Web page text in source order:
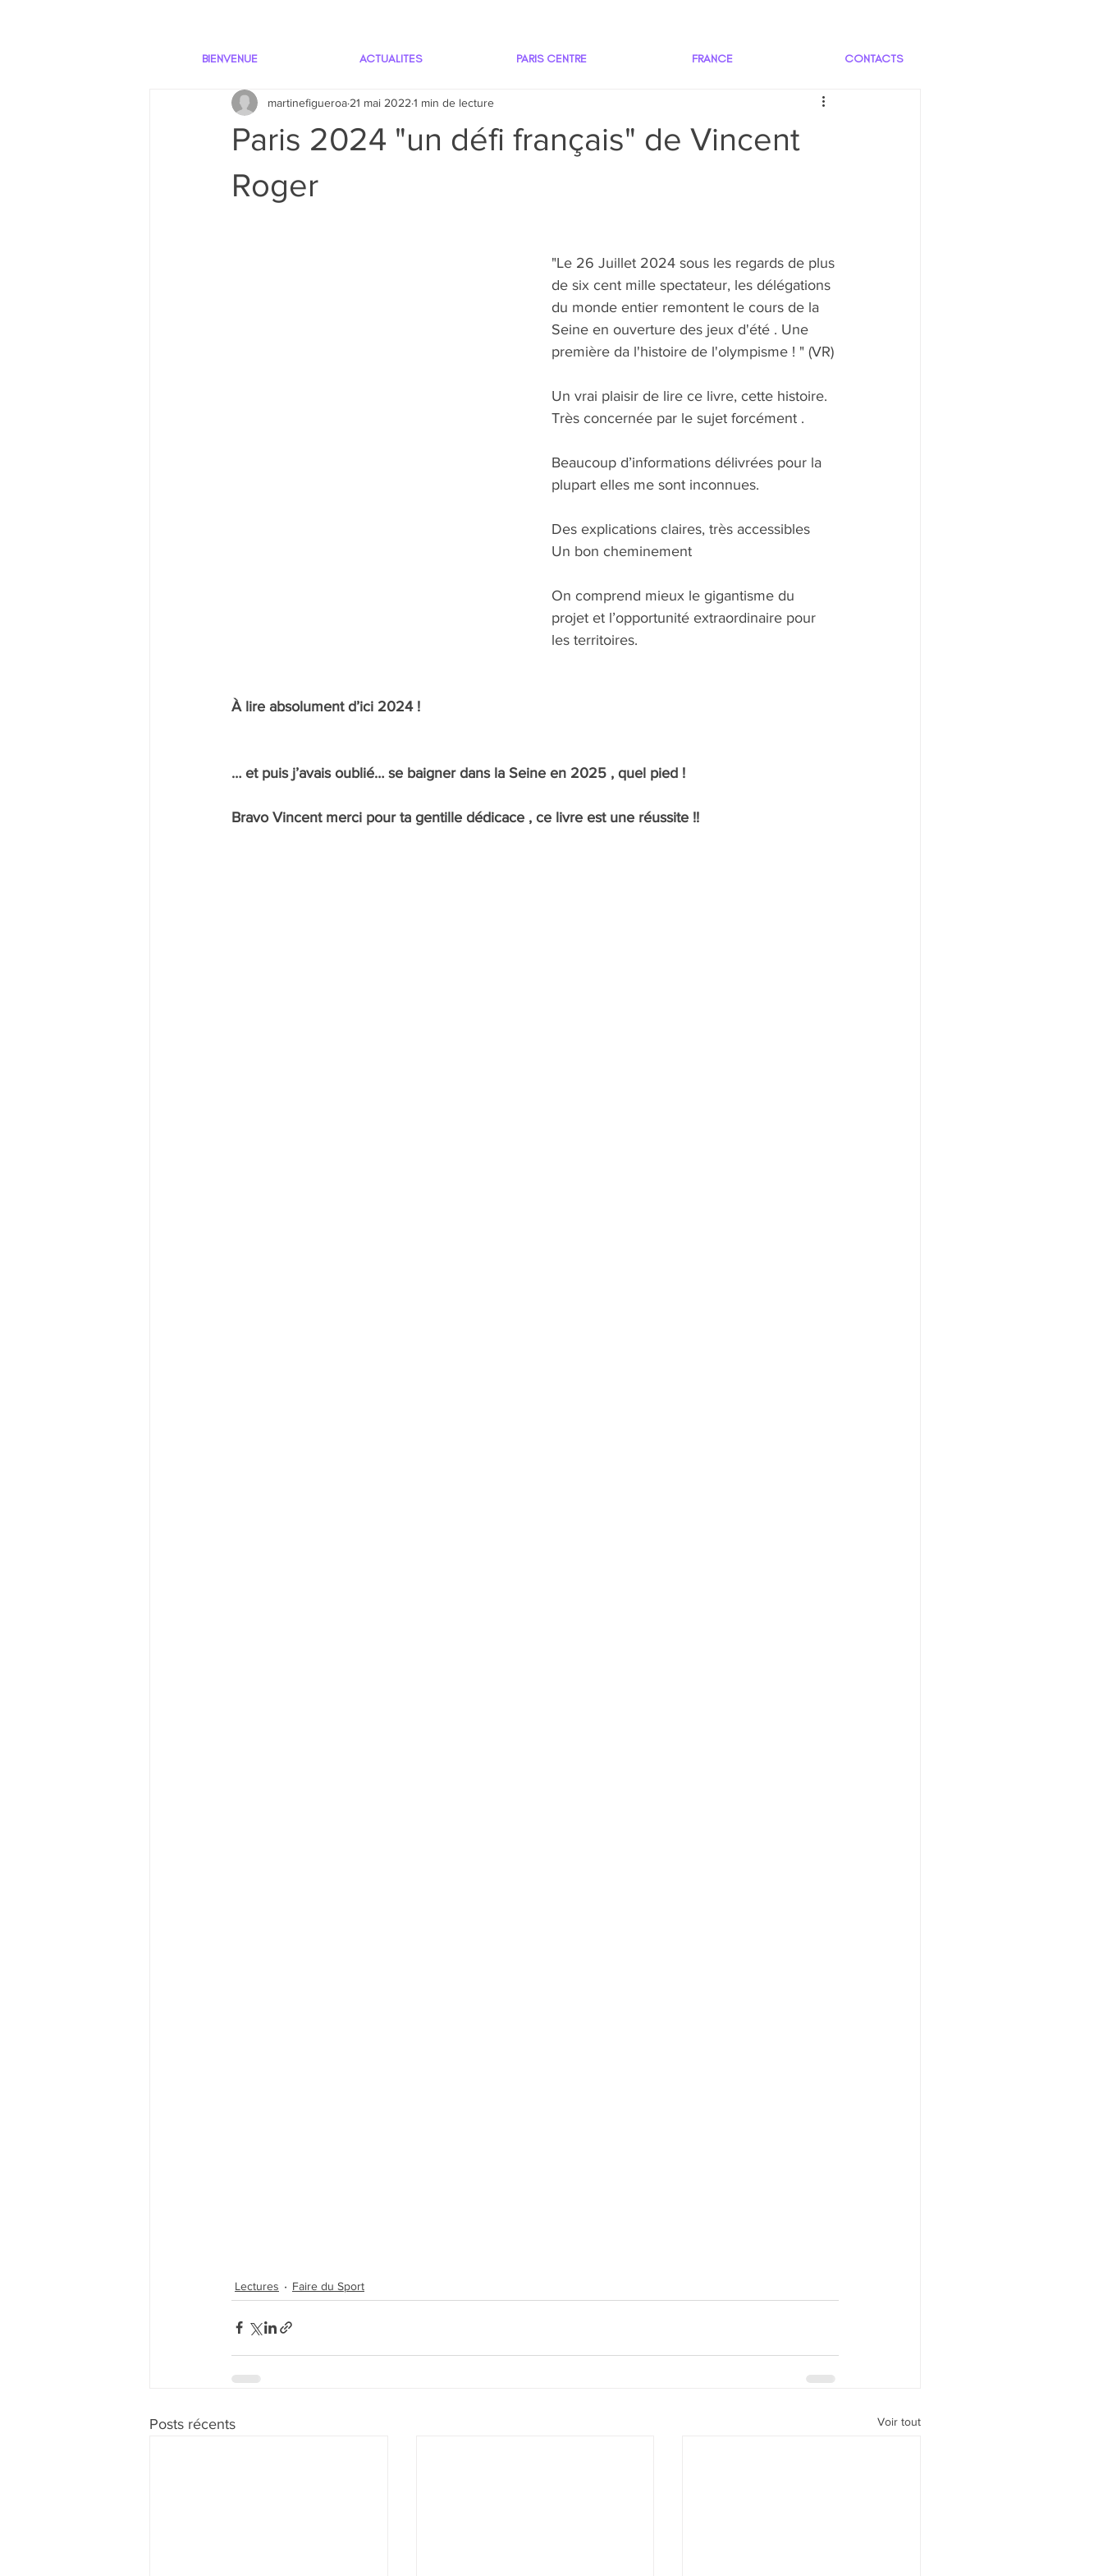
BIENVENUE ACTUALITES PARIS CENTRE FRANCE CONTACTS
Paris 2024 "un défi français" de Vincent
Roger
martinefigueroa 21 mai 2022 1 min de lecture
"Le 26 Juillet 2024 sous les regards de plus
de six cent mille spectateur, les délégations
du monde entier remontent le cours de la
Seine en ouverture des jeux d'été . Une
première da l'histoire de l'olympisme ! " (VR)
Un vrai plaisir de lire ce livre, cette histoire.
Très concernée par le sujet forcément .
Beaucoup d’informations délivrées pour la
plupart elles me sont inconnues.
Des explications claires, très accessibles
Un bon cheminement
On comprend mieux le gigantisme du
projet et l’opportunité extraordinaire pour
les territoires.
À lire absolument d’ici 2024 !
… et puis j’avais oublié… se baigner dans la Seine en 2025 , quel pied !
Bravo Vincent merci pour ta gentille dédicace , ce livre est une réussite !!
Lectures Faire du Sport
Posts récents Voir tout